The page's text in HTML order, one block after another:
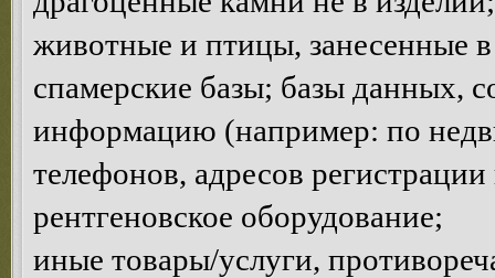
животные и птицы, занесенные
спамерские базы; базы данных,
информацию (например: по
телефонов, адресов
рентгеновское оборудование;
иные товары/услуги,